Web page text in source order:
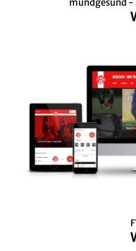
mundgesund -